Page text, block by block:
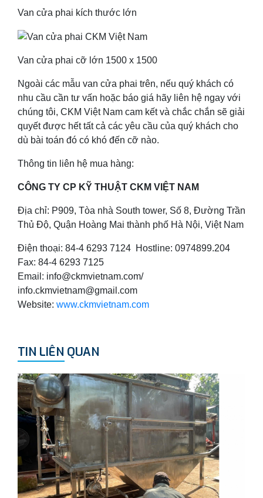
Van cửa phai kích thước lớn
Van cửa phai cỡ lớn 1500 x 1500
Ngoài các mẫu van cửa phai trên, nếu quý khách có
nhu cầu cần tư vấn hoặc báo giá hãy liên hệ ngay với
chúng tôi, CKM Việt Nam cam kết và chắc chắn sẽ giải
quyết được hết tất cả các yêu cầu của quý khách cho
dù bài toán đó có khó đến cỡ nào.
Thông tin liên hệ mua hàng:
CÔNG TY CP KỸ THUẬT CKM VIỆT NAM
Địa chỉ: P909, Tòa nhà South tower, Số 8, Đường Trần
Thủ Độ, Quận Hoàng Mai thành phố Hà Nội, Việt Nam
Điện thoại: 84-4 6293 7124 Hostline: 0974899.204
Fax: 84-4 6293 7125
Email: info@ckmvietnam.com/
info.ckmvietnam@gmail.com
Website: www.ckmvietnam.com
TIN LIÊN QUAN